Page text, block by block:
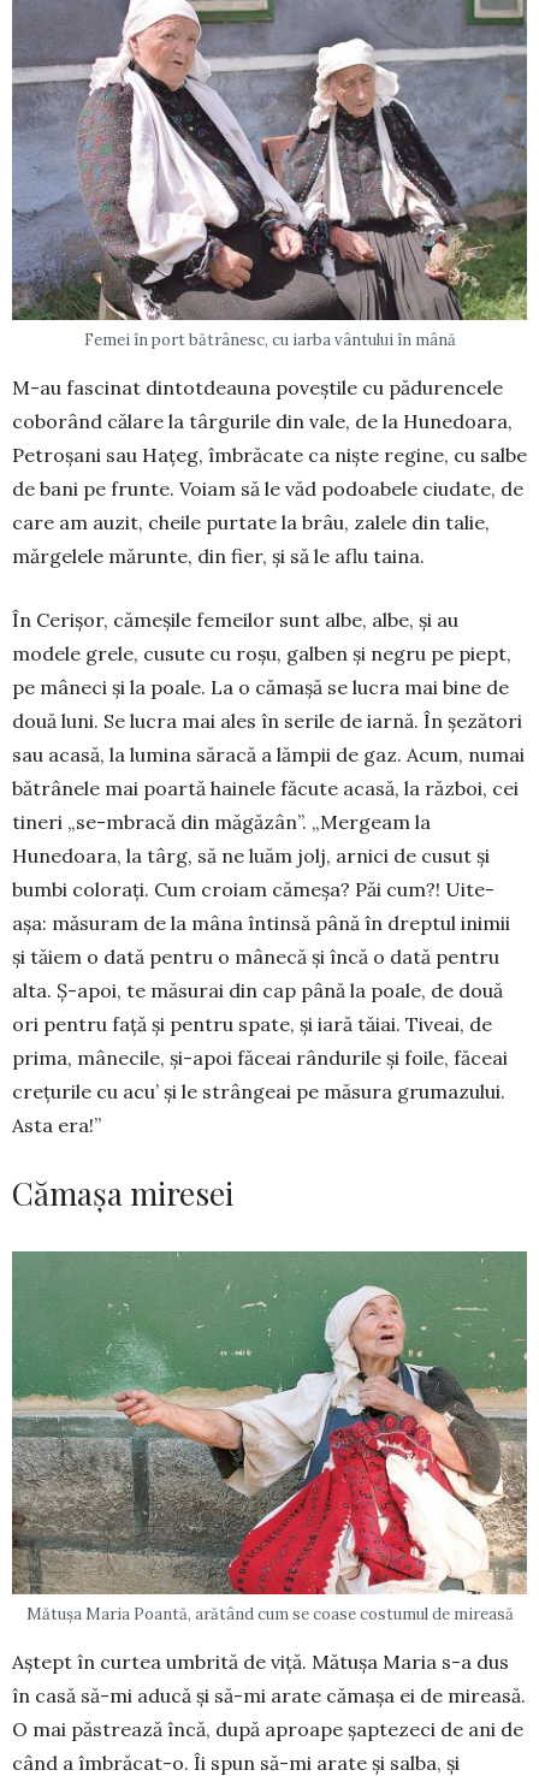
Femei în port bătrânesc, cu iarba vântului în mână
M-au fascinat dintotdeauna poveștile cu păduren­cele
coborând călare la târgurile din vale, de la Hu­ne­doara,
Petroșani sau Hațeg, îmbrăcate ca niște regine, cu salbe
de bani pe frun­­te. Voiam să le văd podoabele ciudate, de
care am auzit, cheile pur­tate la brâu, zalele din talie,
mărgelele mă­­runte, din fier, și să le aflu taina.
În Cerișor, cămeșile femei­lor sunt albe, albe, și au
modele gre­le, cusute cu roșu, galben și negru pe piept,
pe mâ­neci și la poale. La o cămașă se lucra mai bine de
două luni. Se lucra mai ales în serile de iarnă. În șeză­tori
sau acasă, la lu­mi­na săra­că a lămpii de gaz. A­cum, numai
bătrânele mai poartă hainele făcute aca­să, la război, cei
tineri „se-mbracă din măgăzân”. „Mer­geam la
Hunedoara, la târg, să ne luăm jolj, arnici de cu­sut și
bumbi co­lo­rați. Cum croiam cămeșa? Păi cum?! Uite-
așa: măsu­ram de la mâna întinsă până în dreptul inimii
și tă­iem o dată pentru o mâ­necă și încă o da­tă pentru
alta. Ș-apoi, te mă­surai din cap până la poale, de două
ori pentru față și pentru spate, și iară tăiai. Tiveai, de
prima, mâne­cile, și-apoi făceai rândurile și foile, făceai
crețurile cu acu’ și le strângeai pe mă­sura gruma­zului.
Asta era!”
Cămașa miresei
Mătușa Maria Poantă, arătând cum se coase costumul de mireasă
Aștept în curtea umbrită de viță. Mătușa Maria s-a dus
în casă să-mi aducă și să-mi arate cămașa ei de mireasă.
O mai păstrează încă, după aproape șap­te­zeci de ani de
când a îmbrăcat-o. Îi spun să-mi arate și salba, și